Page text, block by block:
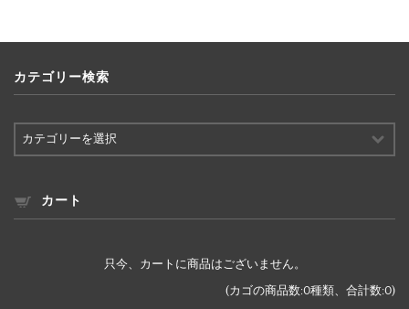
カテゴリー検索
テ
ー
検
カート
只今、カートに商品はございません。
(カゴの商品数:0種類、合計数:0)